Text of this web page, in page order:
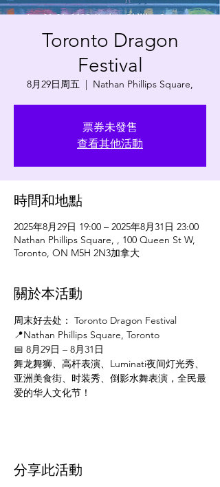
Toronto Dragon
Festival
8月29日周五
  |
Nathan Phillips Square,
票券未發售
查看其他活動
時間和地點
2025年8月29日 19:00 – 2025年8月31日 23:00
Nathan Phillips Square, , 100 Queen St W,
Toronto, ON M5H 2N3加拿大
關於本活動
周末好去处： Toronto Dragon Festival
📍Nathan Phillips Square, Toronto
📅 8月29日 – 8月31日
舞龙舞狮、高杆表演、Luminati夜间灯光秀、
亚洲美食街、时装秀、倒影水舞表演，全民最
爱的华人文化节！
分享此活動